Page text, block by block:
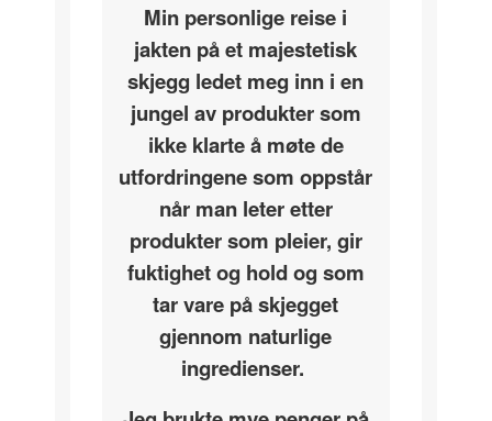
Min personlige reise i
jakten på et majestetisk
skjegg ledet meg inn i en
jungel av produkter som
ikke klarte å møte de
utfordringene som oppstår
når man leter etter
produkter som pleier, gir
fuktighet og hold og som
tar vare på skjegget
gjennom naturlige
ingredienser.